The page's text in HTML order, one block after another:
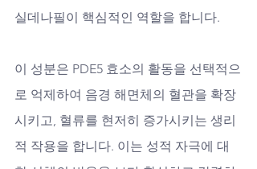
실데나필이 핵심적인 역할을 합니다.
이 성분은 PDE5 효소의 활동을 선택적으
로 억제하여 음경 해면체의 혈관을 확장
시키고, 혈류를 현저히 증가시키는 생리
적 작용을 합니다. 이는 성적 자극에 대